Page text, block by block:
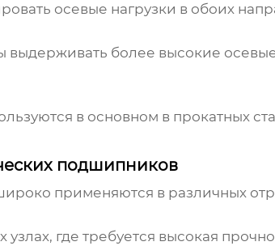
осевые нагрузки в обоих
более высокие
в основном в прокатных
подшипников
применяются в различных
где требуется высокая